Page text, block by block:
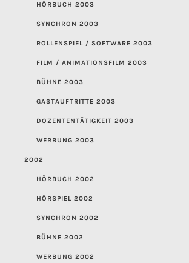
HÖRBUCH 2003
SYNCHRON 2003
ROLLENSPIEL / SOFTWARE 2003
FILM / ANIMATIONSFILM 2003
BÜHNE 2003
GASTAUFTRITTE 2003
DOZENTENTÄTIGKEIT 2003
WERBUNG 2003
2002
HÖRBUCH 2002
HÖRSPIEL 2002
SYNCHRON 2002
BÜHNE 2002
WERBUNG 2002